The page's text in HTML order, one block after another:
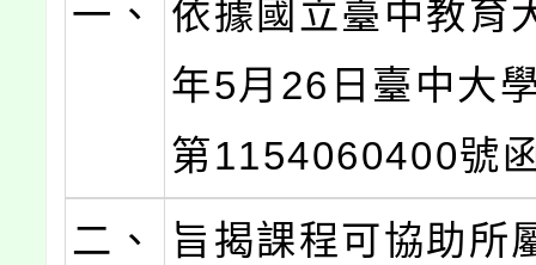
一、
依據國立臺中教育
年5月26日臺中大
第1154060400號
二、
旨揭課程可協助所